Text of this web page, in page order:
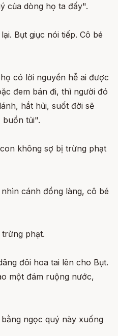
của dòng họ ta đấy".
Bụt giục nói tiếp. Cô bé
có lời nguyền hễ ai được
đem bán đi, thì người đó
hắt hủi, suốt đời sẽ
buồn tủi".
không sợ bị trừng phạt
cánh đồng làng, cô bé
phạt.
đôi hoa tai lên cho Bụt.
một đám ruộng nước,
ngọc quý này xuống